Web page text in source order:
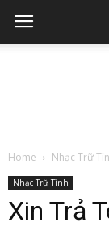
Home Nhạc Trữ
Nhạc Trữ Tình
Xin Trả